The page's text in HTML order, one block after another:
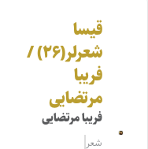
قیسا
شعرلر(۲۶) /
فریبا
مرتضایی
فریبا مرتضایی
شعر